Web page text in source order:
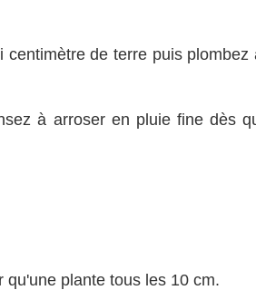
de terre puis plombez
à arroser en pluie fine dès
plante tous les 10 cm.